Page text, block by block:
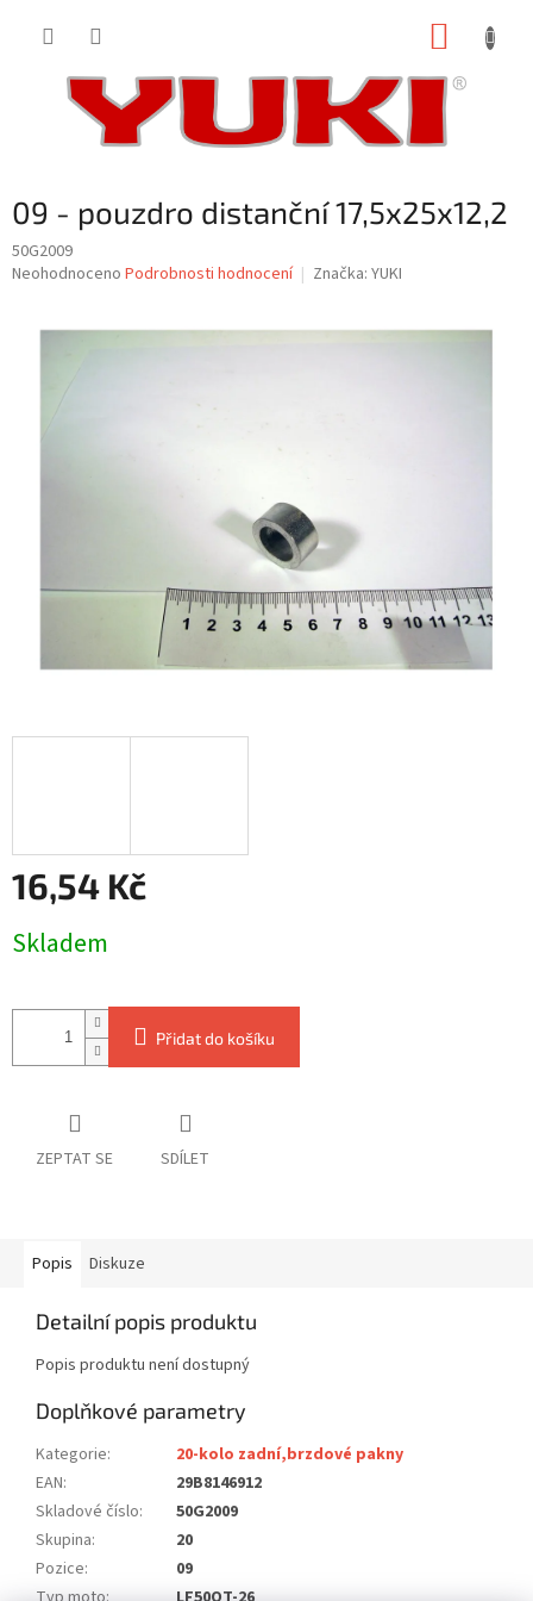
09 - pouzdro distanční 17,5x25x12,2
50G2009
Průměrné
Neohodnoceno Podrobnosti hodnocení Značka: YUKI
16,54 Kč
cena:
Skladem
Přidat do košíku
ZEPTAT SE SDÍLET
Popis Diskuze
Detailní popis produktu
Popis produktu není dostupný
Doplňkové parametry
Kategorie:
20-kolo zadní,brzdové pakny
EAN:
29B8146912
Skladové číslo:
50G2009
Skupina:
20
Pozice:
09